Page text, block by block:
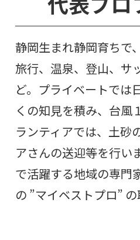
静岡生まれ静岡育ちで
旅行、温泉、登山、サ
ど。プライベートでは
くの知見を積み、台風
ランティアでは、土砂
アさんの送迎等を行い
で活躍する地域の専門
の ”マイベストプロ”